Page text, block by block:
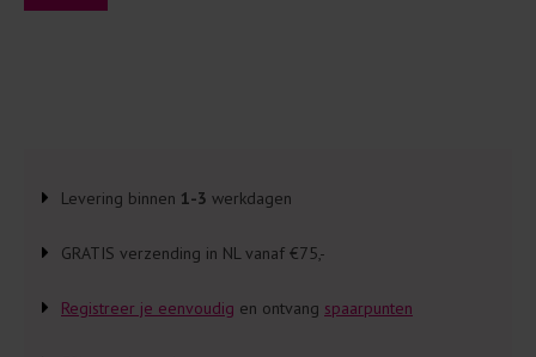
Levering binnen 1-3 werkdagen
GRATIS verzending in NL vanaf €75,-
Registreer je eenvoudig en ontvang spaarpunten